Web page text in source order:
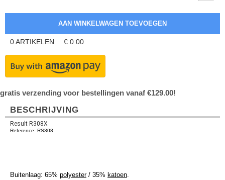
0ARTIKELEN € 0.00
gratis verzending voor bestellingen vanaf €129.00!
BESCHRIJVING
Result R308X
Reference: RS308
Buitenlaag: 65% polyester/ 35% katoen.